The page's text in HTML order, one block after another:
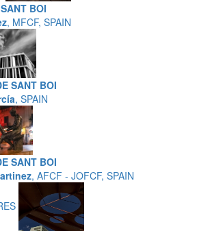
BOI
, MFCF, SPAIN
SANT BOI
, SPAIN
SANT BOI
, AFCF - JOFCF, SPAIN